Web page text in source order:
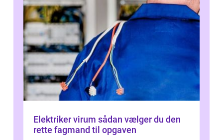
Elektriker virum sådan vælger du den
rette fagmand til opgaven